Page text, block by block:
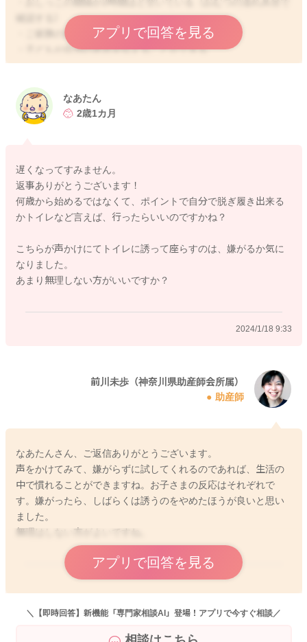
・ご家族の簡単な指示がわかる
・子どもが自分の意思を伝えることができる
・トイレや布パンツに興味がある
きたと考えます。
日中のトイレができるようになってから、夜のおむつを外すこ
とを考えます。夜は安心することでぐっすり眠れます。昼間の
おむつが外れた様子で、また時期を検討するとよいと思いま
ご相談ありがとうございました。
アプリで回答を見る
2024/1/4 14:42
なあたん
2歳1カ月
遅くなってすみません。
返事ありがとうございます！
何歳から始めるではなくて、ポイントで自分で脱ぎ履き出来る
かトイレなど言えば、行ったらいいのですかね？
こちらが声かけにてトイレに誘って座らすのは、嫌がるか気に
なりました。
あまり無理しない方がいいですか？
2024/1/18 9:33
前川未歩（神奈川県助産師会所属）
助産師
なあたんさん、ご返信ありがとうございます。
声をかけてみて、嫌がらずに試してくれるのであれば、生活の
中で慣れることができますね。お子さまの反応はそれぞれで
す。嫌がったら、しばらくは誘うのをやめたほうが良いと思い
ました。
無理はしない方がよいですね。
アプリで回答を見る
2024/1/20 17:15
＼【即時回答】新機能「専門家相談AI」登場！アプリで今すぐ相談／